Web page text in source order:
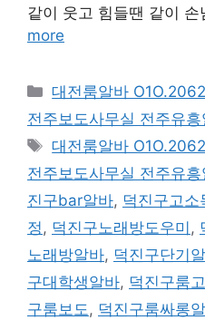
같이 웃고 힘들땐 같이
more
카
테
리
대전룸알바
전주보도사무실 전주유
태
그
대전룸알바
전주보도사무실 전주유
진구bar알바, 덕진구고소
정 , 덕진구노래방도우미 ,
노래방알바, 덕진구단기
구대학생알바, 덕진구룸
구룸보도 , 덕진구룸싸롱